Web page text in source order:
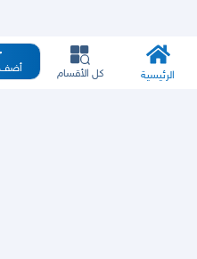
الرئيسية كل الأقسام